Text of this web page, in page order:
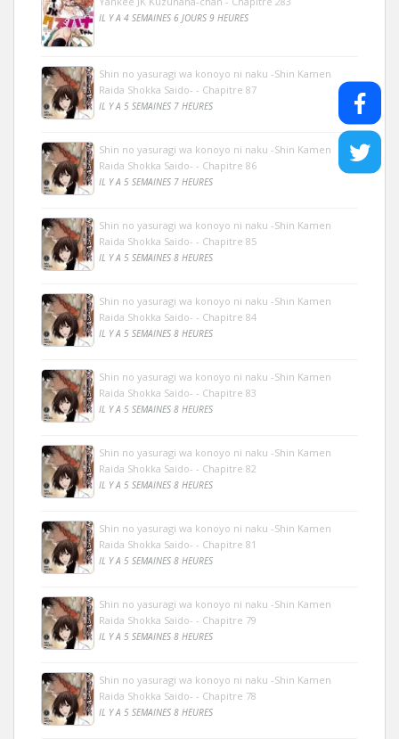
IL Y A 4 SEMAINES 6 JOURS 9 HEURES
Shin no yasuragi wa konoyo ni naku -Shin Kamen
Raida Shokka Saido- - Chapitre 87
IL Y A 5 SEMAINES 7 HEURES
Shin no yasuragi wa konoyo ni naku -Shin Kamen
Raida Shokka Saido- - Chapitre 86
IL Y A 5 SEMAINES 7 HEURES
Shin no yasuragi wa konoyo ni naku -Shin Kamen
Raida Shokka Saido- - Chapitre 85
IL Y A 5 SEMAINES 8 HEURES
Shin no yasuragi wa konoyo ni naku -Shin Kamen
Raida Shokka Saido- - Chapitre 84
IL Y A 5 SEMAINES 8 HEURES
Shin no yasuragi wa konoyo ni naku -Shin Kamen
Raida Shokka Saido- - Chapitre 83
IL Y A 5 SEMAINES 8 HEURES
Shin no yasuragi wa konoyo ni naku -Shin Kamen
Raida Shokka Saido- - Chapitre 82
IL Y A 5 SEMAINES 8 HEURES
Shin no yasuragi wa konoyo ni naku -Shin Kamen
Raida Shokka Saido- - Chapitre 81
IL Y A 5 SEMAINES 8 HEURES
Shin no yasuragi wa konoyo ni naku -Shin Kamen
Raida Shokka Saido- - Chapitre 79
IL Y A 5 SEMAINES 8 HEURES
Shin no yasuragi wa konoyo ni naku -Shin Kamen
Raida Shokka Saido- - Chapitre 78
IL Y A 5 SEMAINES 8 HEURES